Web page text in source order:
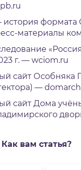
история формата
материалы
г. — wciom.ru
сайт Особняка
—
сайт Дома
Как вам статья?